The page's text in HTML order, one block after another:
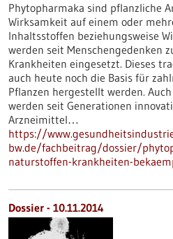
Phytopharmaka sind pflanzliche
Wirksamkeit auf einem oder
Inhaltsstoffen beziehungsweise
werden seit Menschengedenken
Krankheiten eingesetzt. Dieses
auch heute noch die Basis für
Pflanzen hergestellt werden.
werden seit Generationen
Arzneimittel…
https://
bw.de/fachbeitrag/dossier/
naturstoffen-krankheiten-
Dossier - 10.11.2014